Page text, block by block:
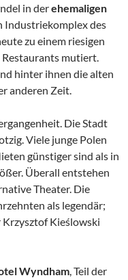
in derehemaligen
Industriekomplex des
zu einem riesigen
mutiert.
hinter ihnen die alten
anderen Zeit.
Die Stadt
Viele junge Polen
günstiger sind als in
Überall entstehen
Theater. Die
als legendär;
Krzysztof Kieślowski
Wyndham, Teil der